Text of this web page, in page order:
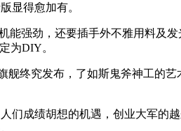
显得愈加有。
强劲，还要插手外不雅用料及发
为DIY。
终究发布，了如斯鬼斧神工的艺
成绩胡想的机遇，创业大军的越